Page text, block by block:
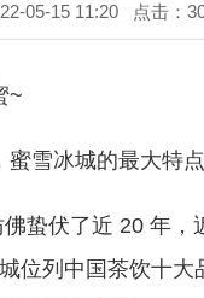
05-15 11:20 点击
~
雪冰城的最大特
蛰伏了近 20 年，
位列中国茶饮十大